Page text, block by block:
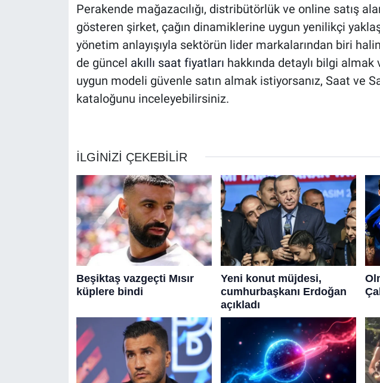
Perakende mağazacılığı, distribütörlük ve online satış
gösteren şirket, çağın dinamiklerine uygun yenilikçi
yönetim anlayışıyla sektörün lider markalarından biri
de güncel akıllı saat fiyatları hakkında detaylı bilgi almak
uygun modeli güvenle satın almak istiyorsanız, Saat ve
kataloğunu inceleyebilirsiniz.